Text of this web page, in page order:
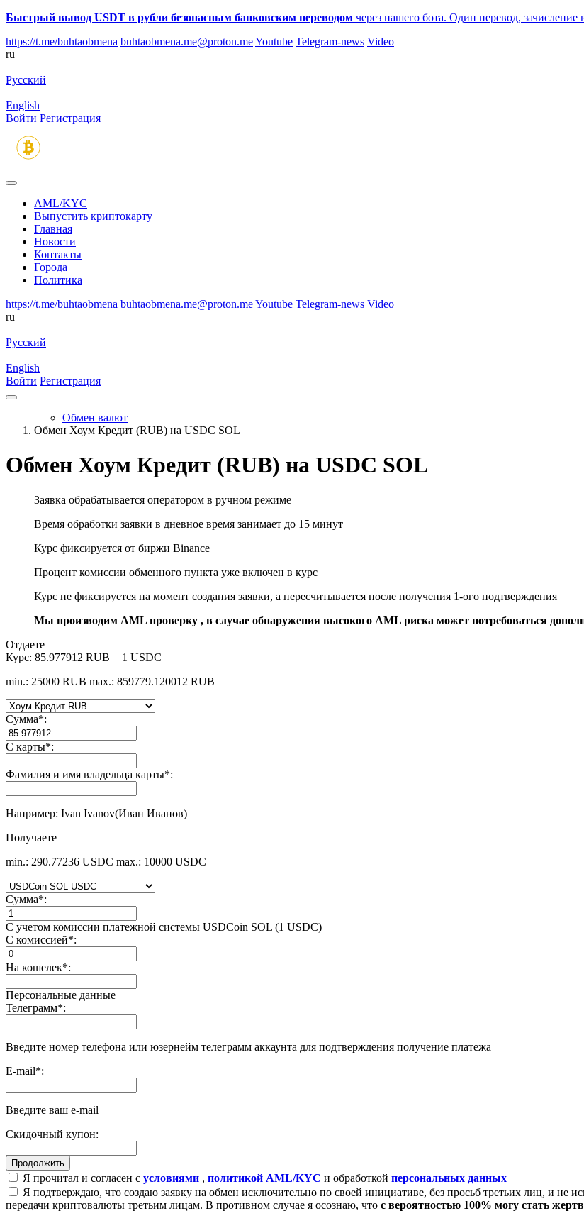
Быстрый вывод USDT в рубли безопасным банковским переводом через нашего бота. Один перевод, зачисление
https://t.me/buhtaobmena buhtaobmena.me@proton.meYoutube Telegram-news Video
ru
Русский
English
Войти Регистрация
AML/KYC
Выпустить криптокарту
Главная
Новости
Контакты
Города
Политика
https://t.me/buhtaobmena buhtaobmena.me@proton.meYoutube Telegram-news Video
ru
Русский
English
Войти Регистрация
Обмен валют
Обмен Хоум Кредит (RUB) на USDC SOL
Обмен Хоум Кредит (RUB) на USDC SOL
Заявка обрабатывается оператором в ручном режиме
Время обработки заявки в дневное время занимает до 15 минут
Курс фиксируется от биржи Binance
Процент комиссии обменного пункта уже включен в курс
Курс не фиксируется на момент создания заявки, а пересчитывается после получения 1-ого подтверждения
Мы производим AML проверку , в случае обнаружения высокого AML риска может потребоваться
Отдаете
Курс: 85.977912 RUB = 1 USDC
min.: 25000 RUB max.: 859779.120012 RUB
Сумма*:
С карты*:
Фамилия и имя владельца карты*:
Например: Ivan Ivanov(Иван Иванов)
Получаете
min.: 290.77236 USDC max.: 10000 USDC
Сумма*:
С учетом комиссии платежной системы USDCoin SOL (1 USDC)
С комиссией*:
На кошелек*:
Персональные данные
Телеграмм*:
Введите номер телефона или юзернейм телеграмм аккаунта для подтверждения получение платежа
E-mail*:
Введите ваш e-mail
Скидочный купон:
Я прочитал и согласен с условиями , политикой AML/KYC и обработкой персональных данных
Я подтверждаю, что создаю заявку на обмен исключительно по своей инициативе, без просьб третьих лиц, и не
передачи криптовалюты третьим лицам. В противном случае я осознаю, что с вероятностью 100% могу стать